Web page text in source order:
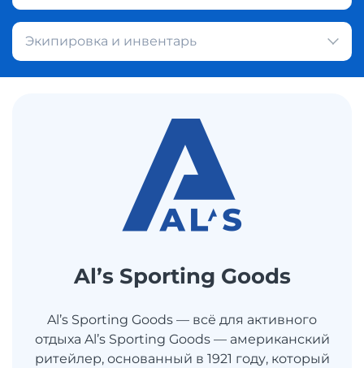
Экипировка и инвентарь
Al’s Sporting Goods
Al’s Sporting Goods — всё для активного
отдыха Al’s Sporting Goods — американский
ритейлер, основанный в 1921 году, который